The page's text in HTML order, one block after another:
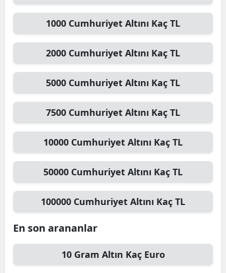
1000 Cumhuriyet Altını Kaç TL
2000 Cumhuriyet Altını Kaç TL
5000 Cumhuriyet Altını Kaç TL
7500 Cumhuriyet Altını Kaç TL
10000 Cumhuriyet Altını Kaç TL
50000 Cumhuriyet Altını Kaç TL
100000 Cumhuriyet Altını Kaç TL
En son arananlar
10 Gram Altın Kaç Euro